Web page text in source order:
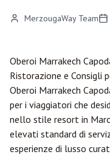
MerzougaWay Team
Oberoi Marrakech
Ristorazione e Consigli
Oberoi Marrakech
per i viaggiatori che
nello stile resort in
elevati standard di
esperienze di lusso